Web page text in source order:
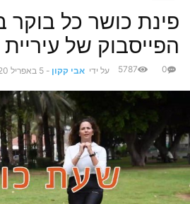
פינת כושר כל בוקר
הפייסבוק של עיריית
על ידי אבי קקון - 5 באפריל 2020 0
5787